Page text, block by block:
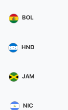
BOL
HND
JAM
NIC